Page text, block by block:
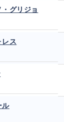
グリジョ
レス
ル